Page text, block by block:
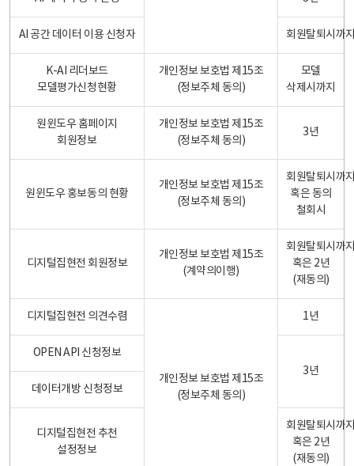
AI 공간 데이터 이용 신청자 회원탈퇴시까
K-AI 리더보드
모델평가신청현황
개인정보 보호법 제15조
(정보주체 동의)
모델
삭제시까지
원윈도우 홈페이지
회원정보
개인정보 보호법 제15조
(정보주체 동의)
3년
원윈도우 홍보동의 현황
개인정보 보호법 제15조
(정보주체 동의)
회원탈퇴시까
혹은 동의
철회시
디지털집현전 회원정보
개인정보 보호법 제15조
(계약의이행)
회원탈퇴시까
혹은 2년
(재동의)
디지털집현전 의견수렴
개인정보 보호법 제15조
(정보주체 동의)
1년
OPEN API 신청정보
3년
데이터개방 신청정보
디지털집현전 추천
설정정보
회원탈퇴시까
혹은 2년
(재동의)